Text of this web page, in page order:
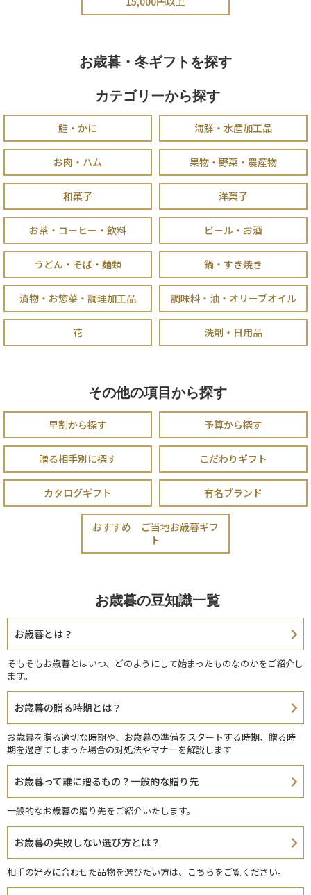
お歳暮・冬ギフトを探す
カテゴリーから探す
鮭・かに 海鮮・水産加工品
お肉・ハム 果物・野菜・農産物
和菓子 洋菓子
お茶・コーヒー・飲料 ビール・お酒
うどん・そば・麺類 鍋・すき焼き
漬物・お惣菜・調理加工品 調味料・油・オリーブオイル
花 洗剤・日用品
その他の項目から探す
早割から探す 予算から探す
贈る相手別に探す こだわりギフト
カタログギフト 有名ブランド
おすすめ ご当地お歳暮ギフ
ト
お歳暮の豆知識一覧
お歳暮とは？
そもそもお歳暮とはいつ、どのようにして始まったものなのかをご紹介し
ます。
お歳暮の贈る時期とは？
お歳暮を贈る適切な時期や、お歳暮の準備をスタートする時期、贈る時
期を過ぎてしまった場合の対処法やマナーを解説します
お歳暮って誰に贈るもの？一般的な贈り先
一般的なお歳暮の贈り先をご紹介いたします。
お歳暮の失敗しない選び方とは？
相手の好みに合わせた品物を選びたい方は、こちらをご覧ください。